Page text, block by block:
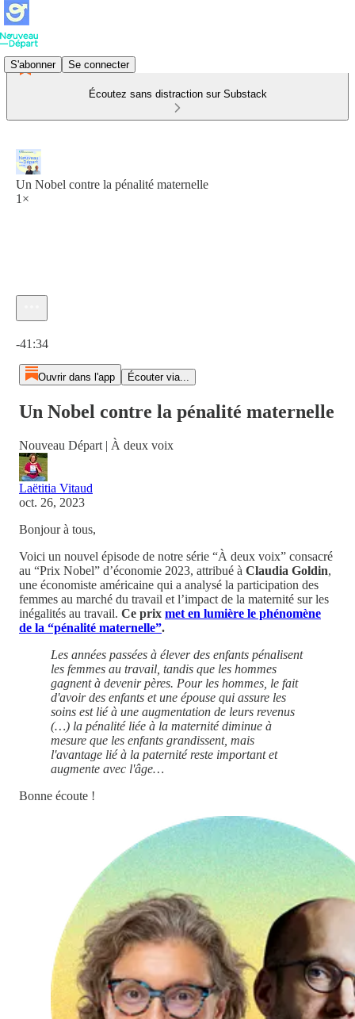
S'abonner Se connecter
Écoutez sans distraction sur Substack
Un Nobel contre la pénalité maternelle
1×
-41:34
Ouvrir dans l'app Écouter via...
Un Nobel contre la pénalité maternelle
Nouveau Départ | À deux voix
Laëtitia Vitaud
oct. 26, 2023
Bonjour à tous,
Voici un nouvel épisode de notre série “À deux voix” consacré
au “Prix Nobel” d’économie 2023, attribué à Claudia Goldin,
une économiste américaine qui a analysé la participation des
femmes au marché du travail et l’impact de la maternité sur les
inégalités au travail. Ce prix met en lumière le phénomène
de la “pénalité maternelle”.
Les années passées à élever des enfants pénalisent
les femmes au travail, tandis que les hommes
gagnent à devenir pères. Pour les hommes, le fait
d'avoir des enfants et une épouse qui assure les
soins est lié à une augmentation de leurs revenus
(…) la pénalité liée à la maternité diminue à
mesure que les enfants grandissent, mais
l'avantage lié à la paternité reste important et
augmente avec l'âge…
Bonne écoute !